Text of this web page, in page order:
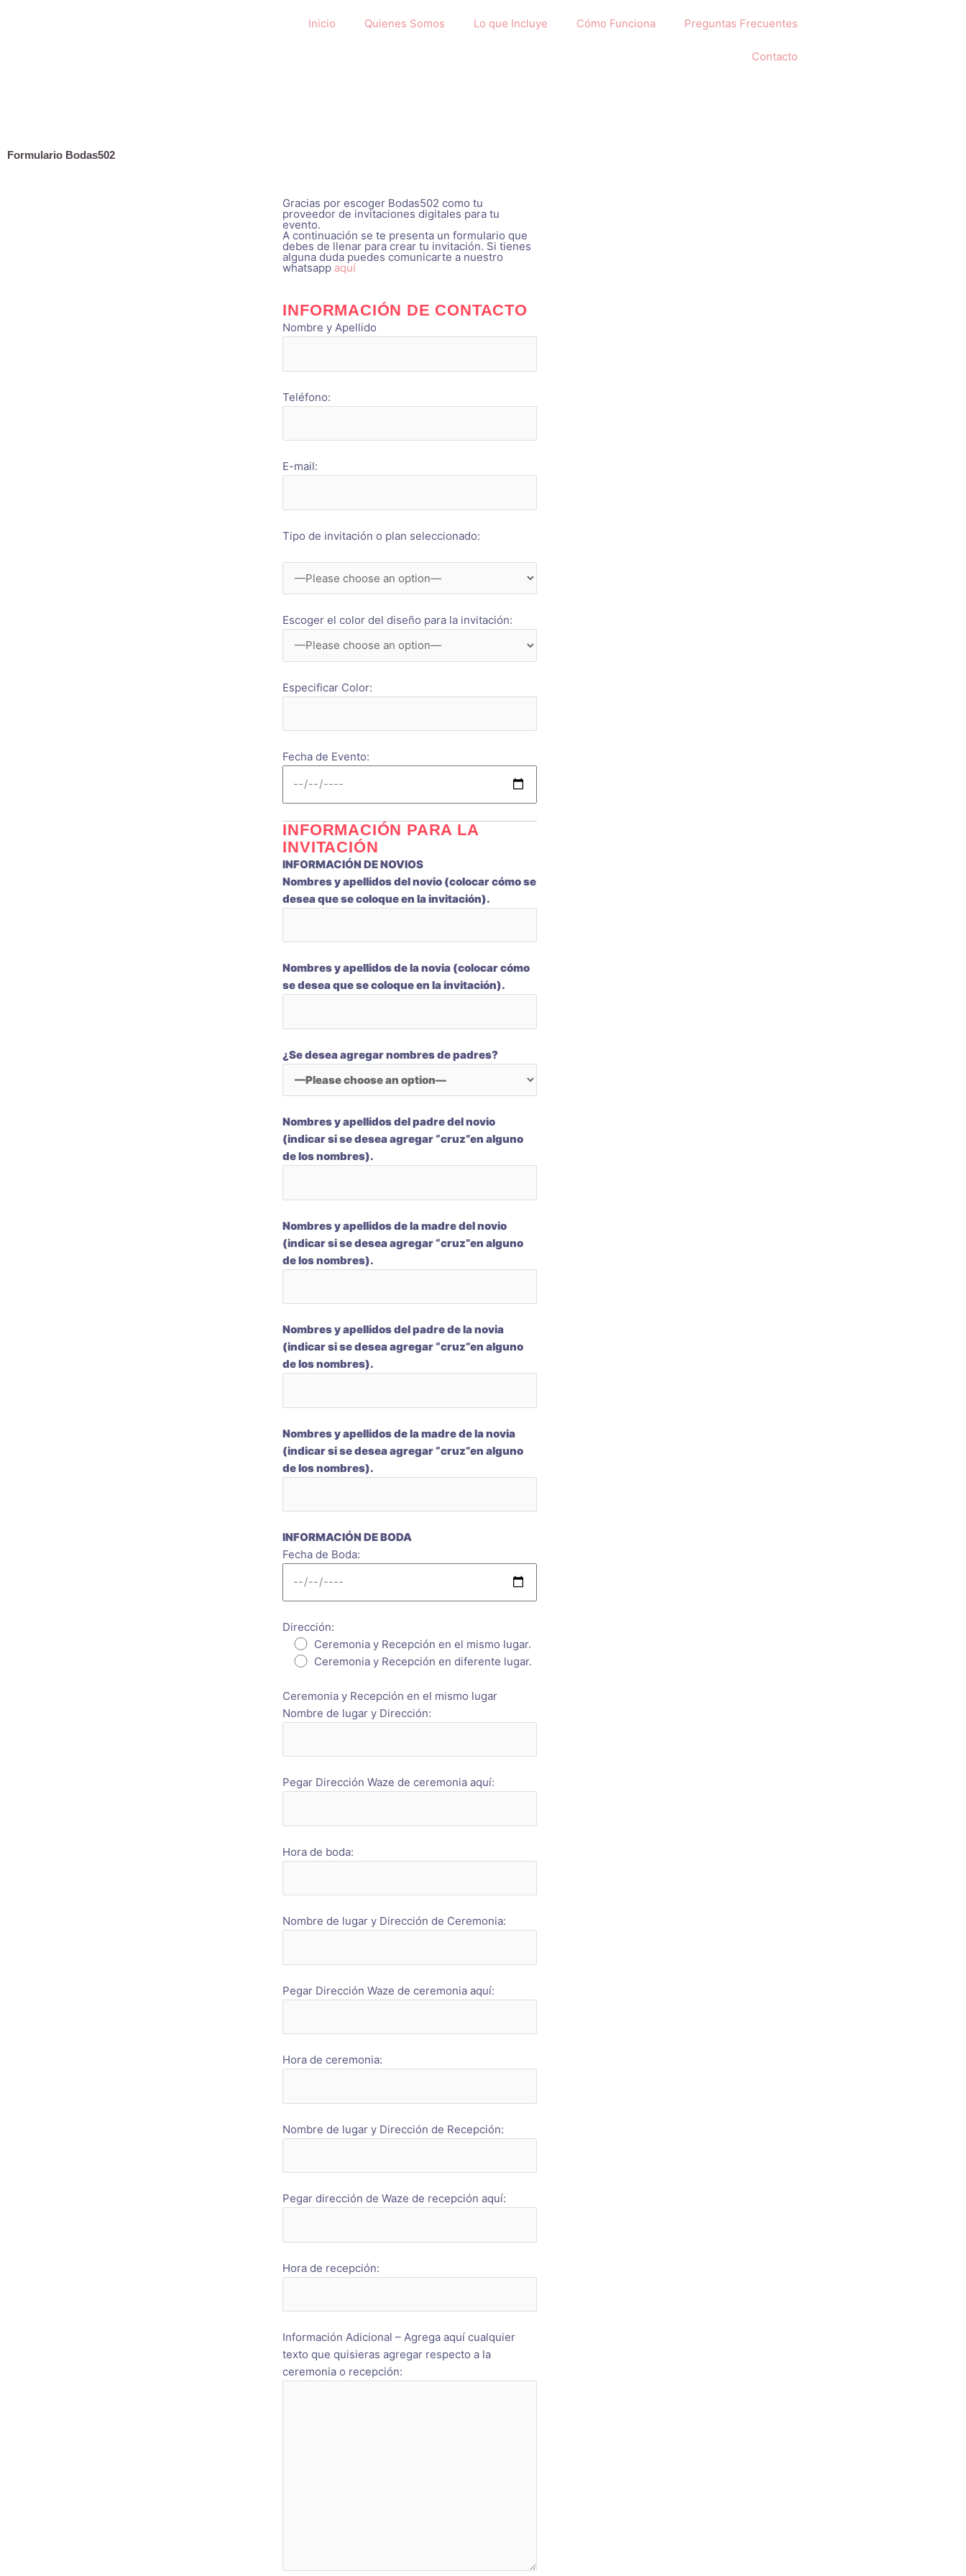
Inicio Quienes Somos Lo que Incluye Cómo Funciona Preguntas Frecuentes
Contacto
Formulario Bodas502
Gracias por escoger Bodas502 como tu
proveedor de invitaciones digitales para tu
evento.
A continuación se te presenta un formulario que
debes de llenar para crear tu invitación. Si tienes
alguna duda puedes comunicarte a nuestro
whatsapp aquí
INFORMACIÓN DE CONTACTO
Nombre y Apellido
Teléfono:
E-mail:
Tipo de invitación o plan seleccionado:
Escoger el color del diseño para la invitación:
Especificar Color:
Fecha de Evento:
INFORMACIÓN PARA LA
INVITACIÓN
INFORMACIÓN DE NOVIOS
Nombres y apellidos del novio (colocar cómo se
desea que se coloque en la invitación).
Nombres y apellidos de la novia (colocar cómo
se desea que se coloque en la invitación).
¿Se desea agregar nombres de padres?
Nombres y apellidos del padre del novio
(indicar si se desea agregar “cruz”en alguno
de los nombres).
Nombres y apellidos de la madre del novio
(indicar si se desea agregar “cruz”en alguno
de los nombres).
Nombres y apellidos del padre de la novia
(indicar si se desea agregar “cruz”en alguno
de los nombres).
Nombres y apellidos de la madre de la novia
(indicar si se desea agregar “cruz”en alguno
de los nombres).
INFORMACIÓN DE BODA
Fecha de Boda:
Dirección:
Ceremonia y Recepción en el mismo lugar.
Ceremonia y Recepción en diferente lugar.
Ceremonia y Recepción en el mismo lugar
Nombre de lugar y Dirección:
Pegar Dirección Waze de ceremonia aquí:
Hora de boda:
Nombre de lugar y Dirección de Ceremonia:
Pegar Dirección Waze de ceremonia aquí:
Hora de ceremonia:
Nombre de lugar y Dirección de Recepción:
Pegar dirección de Waze de recepción aquí:
Hora de recepción:
Información Adicional – Agrega aquí cualquier
texto que quisieras agregar respecto a la
ceremonia o recepción: